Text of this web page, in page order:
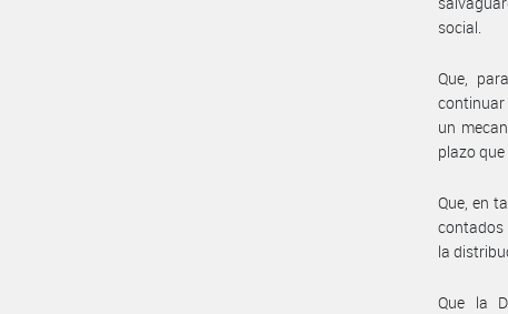
social.
Que,
continuar
un
plazo
Que, en
contados
la
Que la